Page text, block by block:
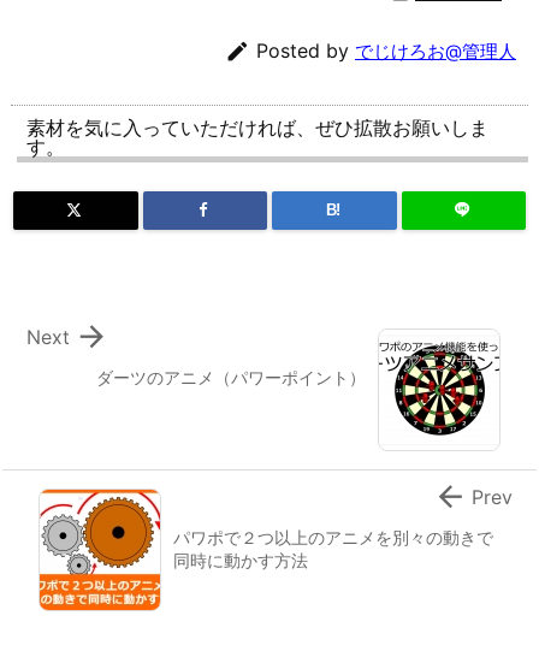
 Posted by でじけろお@管理人
素材を気に入っていただければ、ぜひ拡散お願いしま
す。
B!
ダーツのアニメ（パワーポイント）

Next
パワポで２つ以上のアニメを別々の動きで
同時に動かす方法
 Prev